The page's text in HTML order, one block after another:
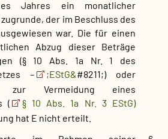
Jahres ein monatlicher
der im Beschluss des
war. Die für einen
Abzug dieser Beträge
(§ 10 Abs. 1a Nr. 1 des
–
;EStG&#8211;) oder
zur Vermeidung eines
(
§ 10 Abs. 1a Nr. 3 EStG)
hat E nicht erteilt.